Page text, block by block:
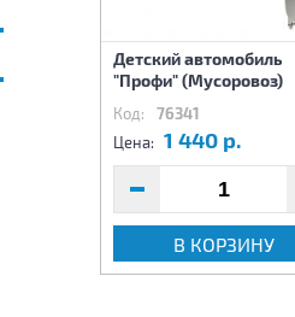
Детский автомобиль
"Профи" (Мусоровоз)
Код: 76341
Цена: 1 440 р.
В КОРЗИНУ